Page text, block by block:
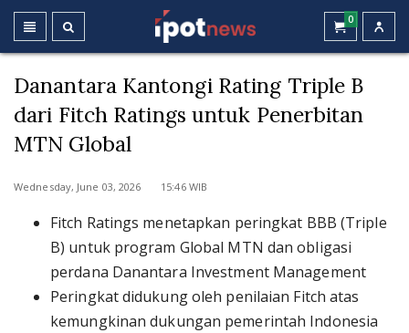
0
Danantara Kantongi Rating Triple B
dari Fitch Ratings untuk Penerbitan
MTN Global
Wednesday, June 03, 2026 15:46 WIB
Fitch Ratings menetapkan peringkat BBB (Triple
B) untuk program Global MTN dan obligasi
perdana Danantara Investment Management
Peringkat didukung oleh penilaian Fitch atas
kemungkinan dukungan pemerintah Indonesia